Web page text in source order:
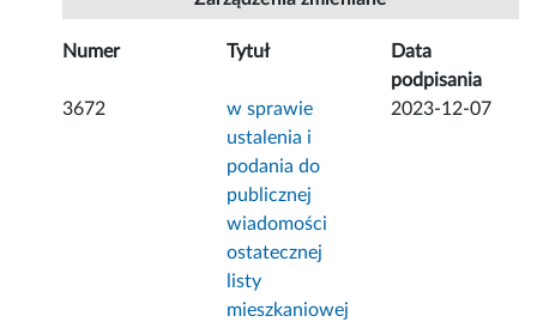
Numer Tytuł
Data
podpisania
3672
w sprawie
ustalenia i
podania do
publicznej
wiadomości
ostatecznej
listy
mieszkaniowej
2023-12-07